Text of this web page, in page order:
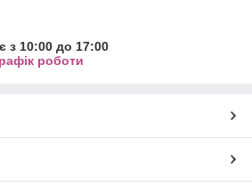
з 10:00 до 17:00
роботи